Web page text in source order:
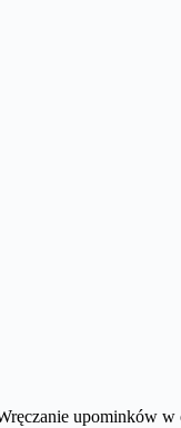
upominków w